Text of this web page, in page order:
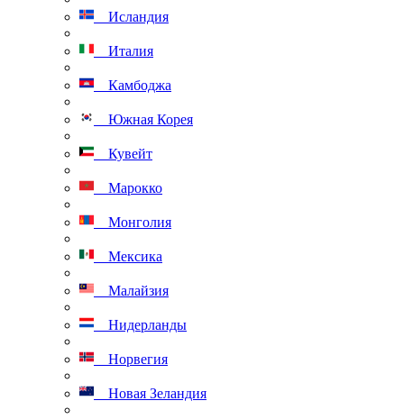
Исландия
Италия
Камбоджа
Южная Корея
Кувейт
Марокко
Монголия
Мексика
Малайзия
Нидерланды
Норвегия
Новая Зеландия